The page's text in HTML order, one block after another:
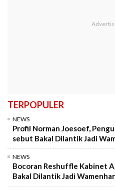
TERPOPULER
NEWS
Profil Norman Joesoef,
sebut Bakal Dilantik Jadi
NEWS
Bocoran Reshuffle Kabinet
Bakal Dilantik Jadi